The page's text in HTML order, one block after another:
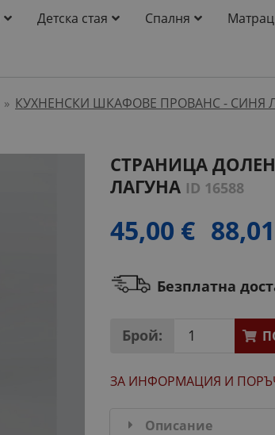
Детска стая Спалня
» КУХНЕНСКИ ШКАФОВЕ ПРОВАНС - СИНЯ
СТРАНИЦА
ЛАГУНА ID 16588
45,00 €
Безплатна
Брой:
ЗА ИНФОРМАЦИЯ И
Описание